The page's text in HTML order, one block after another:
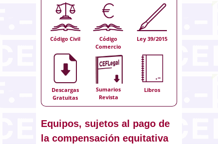
Código Civil
Código
Comercio
Ley 39/2015
Descargas
Gratuitas
Sumarios
Revista
Libros
Equipos, sujetos al pago de
la compensación equitativa